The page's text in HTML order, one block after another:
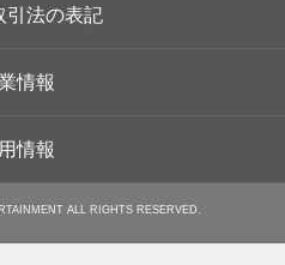
引法の表記
情報
情報
ALL RIGHTS RESERVED.